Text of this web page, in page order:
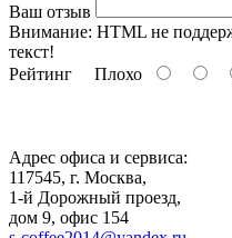
Ваш отзыв
Внимание: HTML не
текст!
Рейтинг Плохо
Адрес офиса и сервиса:
117545, г. Москва,
1-й Дорожный проезд,
дом 9, офис 154